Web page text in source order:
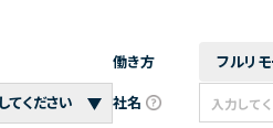
働き方
フルリ
社名